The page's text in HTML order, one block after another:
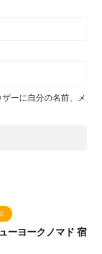
ーに自分の名前、メ
ーヨークノマド 宿